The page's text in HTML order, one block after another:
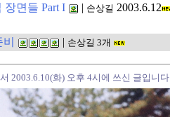
장면들 Part I
| 손상길 2003.6.12
| 손상길 3개
2003.6.10(화) 오후 4시에 쓰신 글입니다